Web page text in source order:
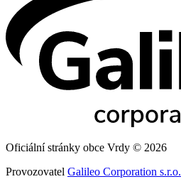
Oficiální stránky obce Vrdy © 2026
Provozovatel Galileo Corporation s.r.o.